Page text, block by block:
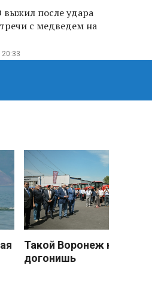
выжил после удара
с медведем на
20:33
Такой Воронеж не
догонишь